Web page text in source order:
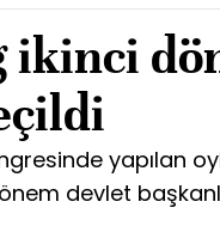
ikinci
yapılan
devlet